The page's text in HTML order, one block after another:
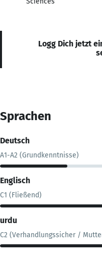
Logg Dich jetzt
Sprachen
Deutsch
A1-A2 (Grundkenntnisse)
Englisch
C1 (Fließend)
urdu
C2 (Verhandlungssicher /